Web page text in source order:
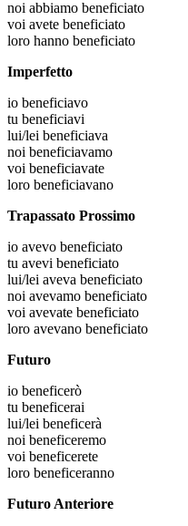
noi abbiamo beneficiato
voi avete beneficiato
loro hanno beneficiato
Imperfetto
io beneficiavo
tu beneficiavi
lui/lei beneficiava
noi beneficiavamo
voi beneficiavate
loro beneficiavano
Trapassato Prossimo
io avevo beneficiato
tu avevi beneficiato
lui/lei aveva beneficiato
noi avevamo beneficiato
voi avevate beneficiato
loro avevano beneficiato
Futuro
io beneficerò
tu beneficerai
lui/lei beneficerà
noi beneficeremo
voi beneficerete
loro beneficeranno
Futuro Anteriore